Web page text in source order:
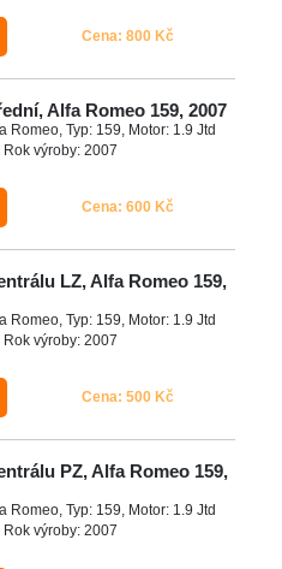
Cena: 800 Kč
Alfa Romeo 159, 2007
Romeo, Typ: 159, Motor: 1.9 Jtd
výroby: 2007
Cena: 600 Kč
LZ, Alfa Romeo 159,
Romeo, Typ: 159, Motor: 1.9 Jtd
výroby: 2007
Cena: 500 Kč
PZ, Alfa Romeo 159,
Romeo, Typ: 159, Motor: 1.9 Jtd
výroby: 2007